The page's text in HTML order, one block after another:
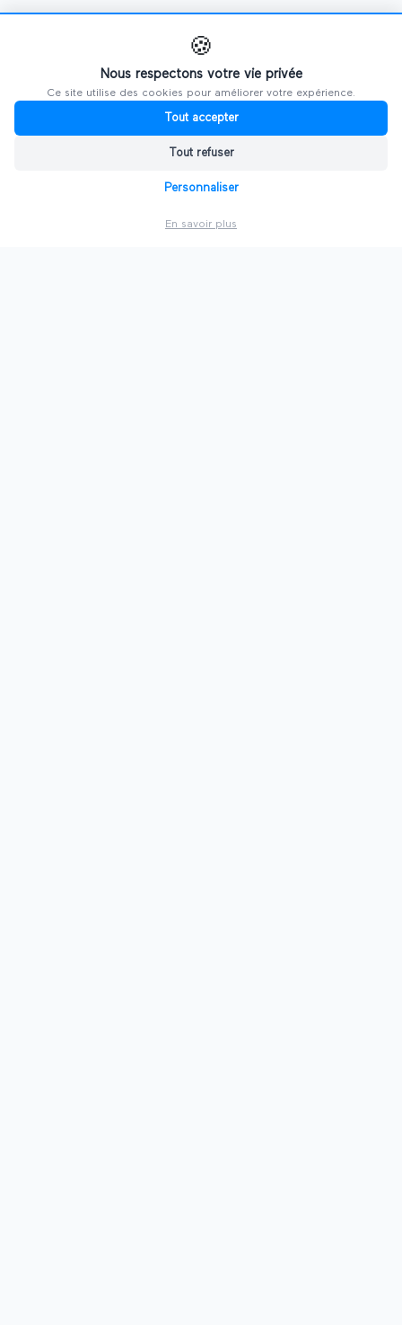
🍪
Nous respectons votre vie privée
Ce site utilise des cookies pour améliorer votre expérience.
Tout accepter
Tout refuser
Personnaliser
En savoir plus